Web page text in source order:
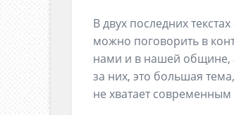
В двух последних
можно поговорить в
нами и в нашей общине,
за них, это большая
не хватает